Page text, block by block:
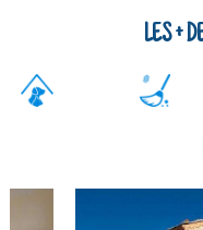
LES +